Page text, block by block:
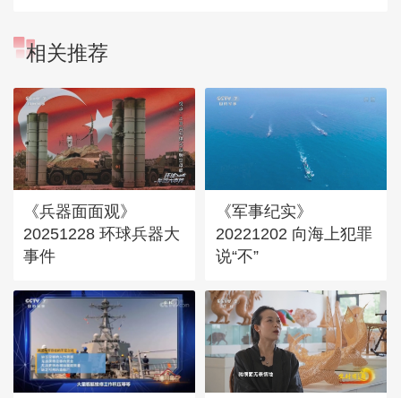
相关推荐
《兵器面面观》
20251228 环球兵器大
事件
《军事纪实》
20221202 向海上犯罪
说“不”